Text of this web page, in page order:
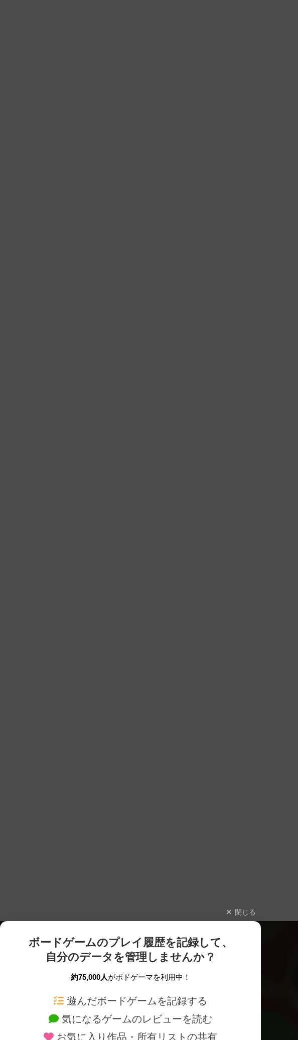
閉じる
ボードゲームのプレイ履歴を記録して、
自分のデータを管理しませんか？
約75,000人がボドゲーマを利用中！
遊んだボードゲームを記録する
気になるゲームのレビューを読む
お気に入り作品・所有リストの共有
ボードゲームを検索する 新作・再入荷情報